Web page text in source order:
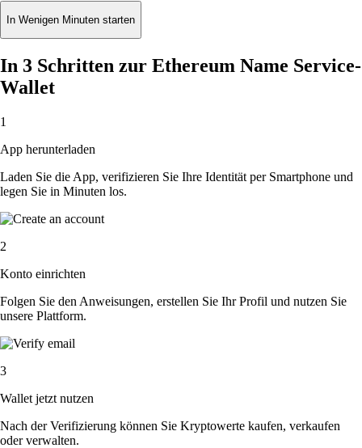
In Wenigen Minuten starten
In 3 Schritten zur Ethereum Name Service-
Wallet
1
App herunterladen
Laden Sie die App, verifizieren Sie Ihre Identität per Smartphone und
legen Sie in Minuten los.
2
Konto einrichten
Folgen Sie den Anweisungen, erstellen Sie Ihr Profil und nutzen Sie
unsere Plattform.
3
Wallet jetzt nutzen
Nach der Verifizierung können Sie Kryptowerte kaufen, verkaufen
oder verwalten.